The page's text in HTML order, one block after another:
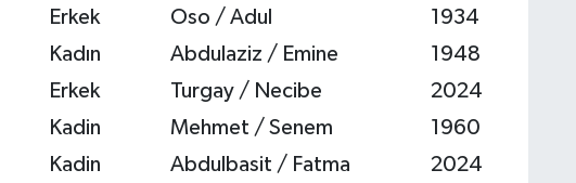
Erkek Oso / Adul 1934
Kadın Abdulaziz / Emine 1948
Erkek Turgay / Necibe 2024
Kadin Mehmet / Senem 1960
Kadin Abdulbasit / Fatma 2024